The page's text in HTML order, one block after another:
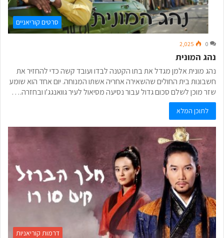
סרטים קוריאניים
0
2,025
נהג המונית
נהג מונית אלמן מגדל את בתו הקטנה לבדו ועובד קשה כדי להחזיר את
חשבונות בית החולים שהשאירה אחריה אשתו המנוחה. יום אחד הוא שומע
שזר מוכן לשלם סכום גדול עבור נסיעה מסיאול לעיר גוואנגג'ו ובחזרה.…
לתוכן המלא
דרמות קוריאניות